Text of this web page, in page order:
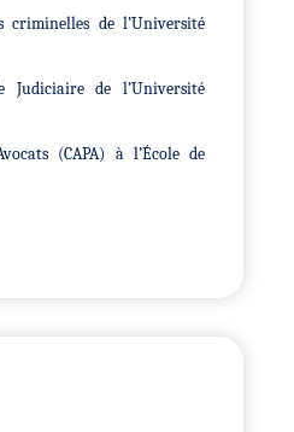
de l’Université
Judiciaire de l’Université
(CAPA) à l’École de